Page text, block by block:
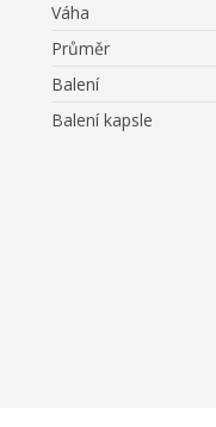
Váha
Průměr
Balení
Balení kapsle